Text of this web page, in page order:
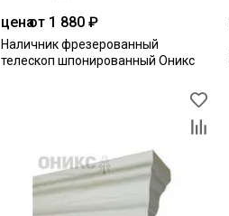
ценаот 1 880 ₽
Наличник фрезерованный
телескоп шпонированный Оникс